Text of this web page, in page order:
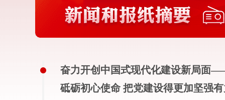
奋力开创中国式现代化建设新局面
砥砺初心使命 把党建设得更加坚强